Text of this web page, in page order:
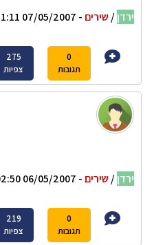
ירדן/ שירים - 07/05/2007 11:11
0
תגובות
275
צפיות
ירדן/ שירים - 06/05/2007 02:50
0
תגובות
219
צפיות